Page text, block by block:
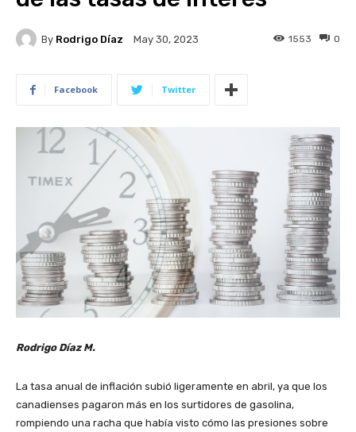
By Rodrigo Díaz May 30, 2023 0
1553
Facebook Twitter
Rodrigo Díaz M.
La tasa anual de inflación subió ligeramente en abril, ya que los
canadienses pagaron más en los surtidores de gasolina,
rompiendo una racha que había visto cómo las presiones sobre